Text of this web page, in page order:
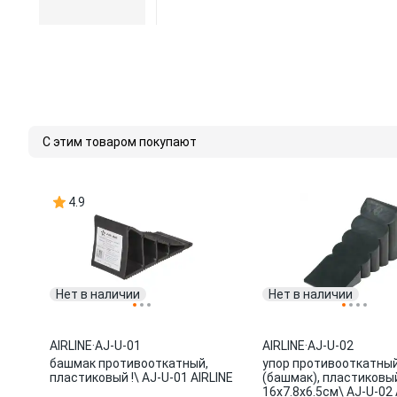
С этим товаром покупают
4.9
Нет в наличии
AIRLINE·AJ-U-01
башмак противооткатный,
пластиковый !\ AJ-U-01 AIRLINE
Нет в наличии
AIRLINE·AJ-U-02
упор
(башмак),
16x7.8x6.5см\ AJ-U-02